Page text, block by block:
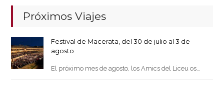
Próximos Viajes
Festival de Macerata, del 30 de julio al 3 de
agosto
El próximo mes de agosto, los Amics del Liceu os…